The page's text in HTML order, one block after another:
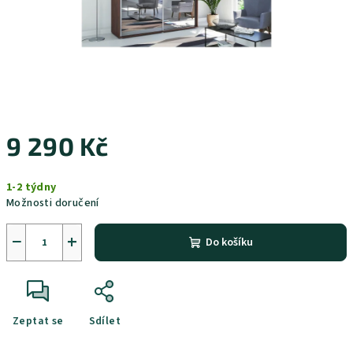
9 290 Kč
cena:
1-2 týdny
Možnosti doručení
+
− Do košíku
Zeptat se Sdílet